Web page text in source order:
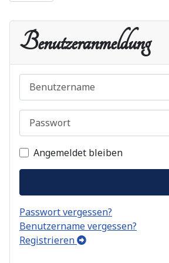
Benutzeranmeldung
Benutzername
Passwort
Angemeldet bleiben
Passwort vergessen?
Benutzername vergessen?
Registrieren